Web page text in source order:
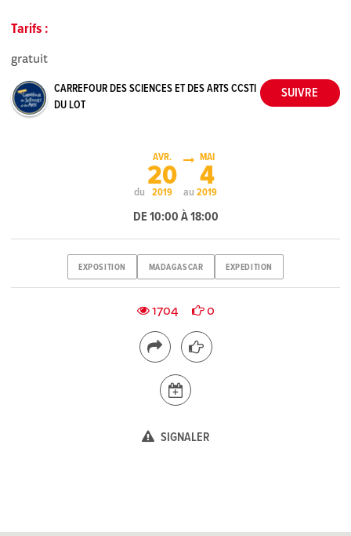
Tarifs :
gratuit
CARREFOUR DES SCIENCES ET DES ARTS CCSTI
DU LOT
du
AVR.
20
2019 au
MAI
4
2019
DE 10:00 À 18:00
EXPOSITION MADAGASCAR EXPEDITION
1704 0
SIGNALER